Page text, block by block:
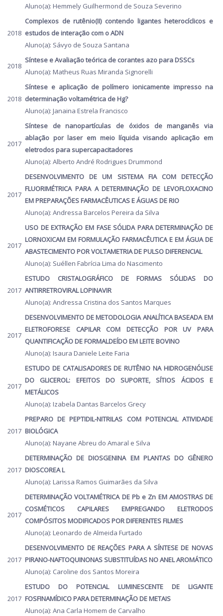
Aluno(a): Hemmely Guilhermond de Souza Severino
2018
Complexos de rutênio(II) contendo ligantes heterocíclicos e
estudos de interação com o ADN
Aluno(a): Sávyo de Souza Santana
2018
Síntese e Avaliação teórica de corantes azo para DSSCs
Aluno(a): Matheus Ruas Miranda Signorelli
2018
Síntese e aplicação de polímero ionicamente impresso na
determinação voltamétrica de Hg?
Aluno(a): Janaina Estrela Francisco
2017
Síntese de nanopartículas de óxidos de manganês via
ablação por laser em meio líquida visando aplicação em
eletrodos para supercapacitadores
Aluno(a): Alberto André Rodrigues Drummond
2017
DESENVOLVIMENTO DE UM SISTEMA FIA COM DETECÇÃO
FLUORIMÉTRICA PARA A DETERMINAÇÃO DE LEVOFLOXACINO
EM PREPARAÇÕES FARMACÊUTICAS E ÁGUAS DE RIO
Aluno(a): Andressa Barcelos Pereira da Silva
2017
USO DE EXTRAÇÃO EM FASE SÓLIDA PARA DETERMINAÇÃO DE
LORNOXICAM EM FORMULAÇÃO FARMACÊUTICA E EM ÁGUA DE
ABASTECIMENTO POR VOLTAMETRIA DE PULSO DIFERENCIAL
Aluno(a): Suéllen Fabrícia Lima do Nascimento
2017
ESTUDO CRISTALOGRÁFICO DE FORMAS SÓLIDAS DO
ANTIRRETROVIRAL LOPINAVIR
Aluno(a): Andressa Cristina dos Santos Marques
2017
DESENVOLVIMENTO DE METODOLOGIA ANALÍTICA BASEADA EM
ELETROFORESE CAPILAR COM DETECÇÃO POR UV PARA
QUANTIFICAÇÃO DE FORMALDEÍDO EM LEITE BOVINO
Aluno(a): Isaura Daniele Leite Faria
2017
ESTUDO DE CATALISADORES DE RUTÊNIO NA HIDROGENÓLISE
DO GLICEROL: EFEITOS DO SUPORTE, SÍTIOS ÁCIDOS E
METÁLICOS
Aluno(a): Izabela Dantas Barcelos Grecy
2017
PREPARO DE PEPTIDIL-NITRILAS COM POTENCIAL ATIVIDADE
BIOLÓGICA
Aluno(a): Nayane Abreu do Amaral e Silva
2017
DETERMINAÇÃO DE DIOSGENINA EM PLANTAS DO GÊNERO
DIOSCOREA L
Aluno(a): Larissa Ramos Guimarães da Silva
2017
DETERMINAÇÃO VOLTAMÉTRICA DE Pb e Zn EM AMOSTRAS DE
COSMÉTICOS CAPILARES EMPREGANDO ELETRODOS
COMPÓSITOS MODIFICADOS POR DIFERENTES FILMES
Aluno(a): Leonardo de Almeida Furtado
2017
DESENVOLVIMENTO DE REAÇÕES PARA A SÍNTESE DE NOVAS
PIRANO-NAFTOQUINONAS SUBSTITUÍDAS NO ANEL AROMÁTICO
Aluno(a): Caroline dos Santos Moreira
2017
ESTUDO DO POTENCIAL LUMINESCENTE DE LIGANTE
FOSFINAMÍDICO PARA DETERMINAÇÃO DE METAIS
Aluno(a): Ana Carla Homem de Carvalho